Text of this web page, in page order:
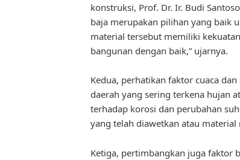
konstruksi, Prof. Dr. Ir. Budi
baja merupakan pilihan yang baik
material tersebut memiliki
bangunan dengan baik,” ujarnya.
Kedua, perhatikan faktor cuaca
daerah yang sering terkena hujan
terhadap korosi dan perubahan
yang telah diawetkan atau
Ketiga, pertimbangkan juga faktor